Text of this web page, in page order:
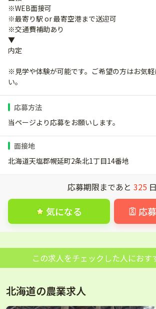
※WEB面接可
※最寄り駅 or 最寄空港まで送迎可
※交通費補助あり
▼
内定
※見学や体験が可能です。ご希望の方はお気
い。
応募方法
当ページより応募をお願いします。
面接地
北海道天塩郡幌延町2条北1丁目14番地
応募期限まであと 325 日
気になる 応
この求人をチェックした人におす
北海道の農業求人